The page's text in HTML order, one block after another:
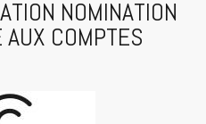
NOMINATION
COMPTES